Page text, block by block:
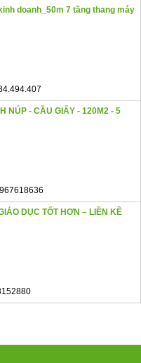
doanh_50m 7 tầng thang máy
NÚP - CẦU GIẤY - 120M2 - 5
DỤC TỐT HƠN – LIỀN KỀ